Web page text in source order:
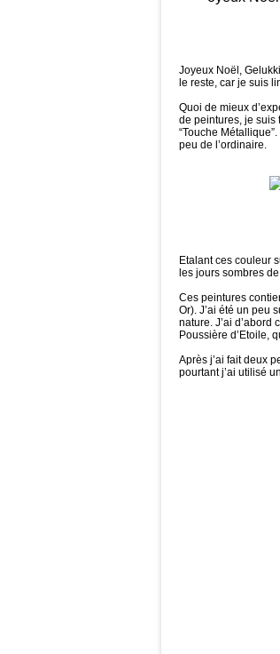
Joyeux Noël,
le reste, car je suis
Quoi de mieux
de peintures, je suis
“Touche
peu de l’ordinaire.
Etalant ces couleur
les jours sombres de
Ces peintures
Or). J’ai été un peu
nature. J’ai d’abord
Poussière d’Etoile,
Après j’ai fait deux
pourtant j’ai utilisé